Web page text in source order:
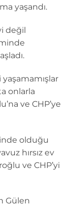
yaşandı.
değil
onlarla
ve CHP’ye
olduğu
hırsız ev
ve CHP’yi
Gülen